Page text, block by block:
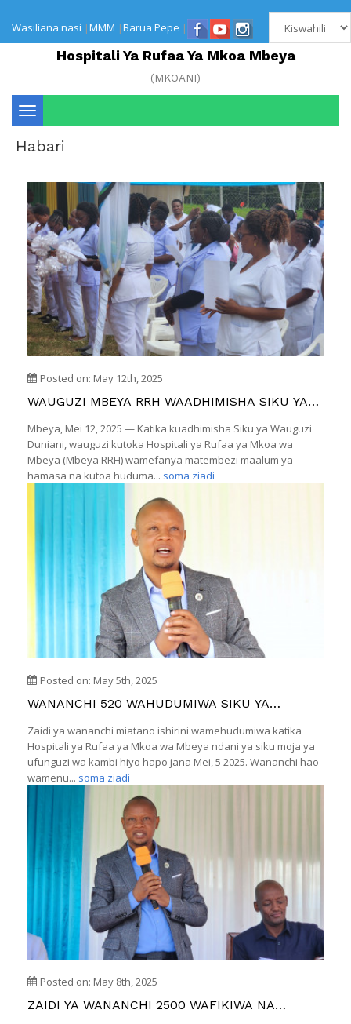
Wasiliana nasi |MMM |Barua Pepe |
Hospitali Ya Rufaa Ya Mkoa Mbeya
(MKOANI)
Toggle
navigation
Habari
Posted on: May 12th, 2025
WAUGUZI MBEYA RRH WAADHIMISHA SIKU YA
MATENDO YA HURUMA
Mbeya, Mei 12, 2025 — Katika kuadhimisha Siku ya Wauguzi
Duniani, wauguzi kutoka Hospitali ya Rufaa ya Mkoa wa
Mbeya (Mbeya RRH) wamefanya matembezi maalum ya
hamasa na kutoa huduma... soma ziadi
Posted on: May 5th, 2025
WANANCHI 520 WAHUDUMIWA SIKU YA
SAMIA MKOANI MBEYA
Zaidi ya wananchi miatano ishirini wamehudumiwa katika
Hospitali ya Rufaa ya Mkoa wa Mbeya ndani ya siku moja ya
ufunguzi wa kambi hiyo hapo jana Mei, 5 2025. Wananchi hao
wamenu... soma ziadi
Posted on: May 8th, 2025
ZAIDI YA WANANCHI 2500 WAFIKIWA NA